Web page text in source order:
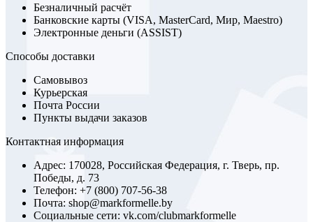
Безналичный расчёт
Банковские карты (VISA, MasterCard, Мир, Maestro)
Электронные деньги (ASSIST)
Способы доставки
Самовывоз
Курьерская
Почта России
Пункты выдачи заказов
Контактная информация
Адрес: 170028, Российская Федерация, г. Тверь, пр.
Победы, д. 73
Телефон: +7 (800) 707-56-38
Почта: shop@markformelle.by
Социальные сети: vk.com/clubmarkformelle